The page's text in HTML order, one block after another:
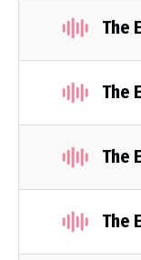
The
The
The
The